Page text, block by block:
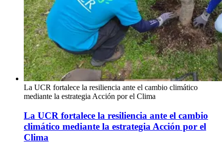
La UCR fortalece la resiliencia ante el cambio climático
mediante la estrategia Acción por el Clima
La UCR fortalece la resiliencia ante el cambio
climático mediante la estrategia Acción por el
Clima